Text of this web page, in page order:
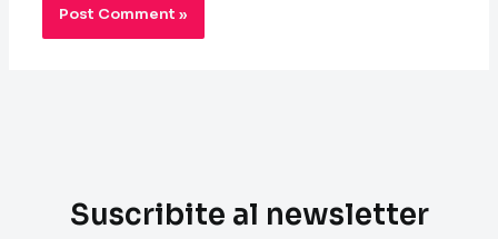
Suscribite al newsletter